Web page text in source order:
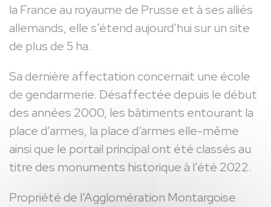
la France au royaume de Prusse et à ses alliés
allemands, elle s’étend aujourd’hui sur un site
de plus de 5 ha.
Sa dernière affectation concernait une école
de gendarmerie. Désaffectée depuis le début
des années 2000, les bâtiments entourant la
place d’armes, la place d’armes elle-même
ainsi que le portail principal ont été classés au
titre des monuments historique à l’été 2022.
Propriété de l’Agglomération Montargoise